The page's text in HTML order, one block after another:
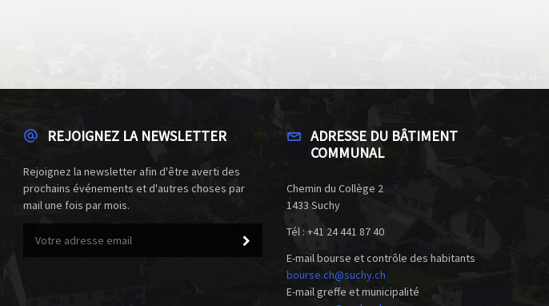
REJOIGNEZ LA NEWSLETTER
Rejoignez la newsletter afin d'être averti des
prochains événements et d'autres choses par
mail une fois par mois.
ADRESSE DU BÂTIMENT
COMMUNAL
Chemin du Collège 2
1433 Suchy
Tél : +41 24 441 87 40
E-mail bourse et contrôle des habitants
bourse.ch@suchy.ch
E-mail greffe et municipalité